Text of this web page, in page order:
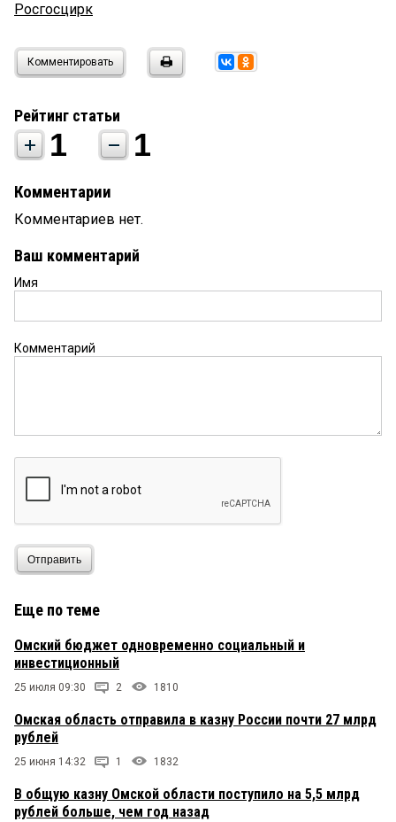
Росгосцирк
Комментировать
Рейтинг статьи
1 1
Комментарии
Комментариев нет.
Ваш комментарий
Имя
Комментарий
Отправить
Еще по теме
Омский бюджет одновременно социальный и
инвестиционный
25 июля 09:30 2 1810
Омская область отправила в казну России почти 27 млрд
рублей
25 июня 14:32 1 1832
В общую казну Омской области поступило на 5,5 млрд
рублей больше, чем год назад